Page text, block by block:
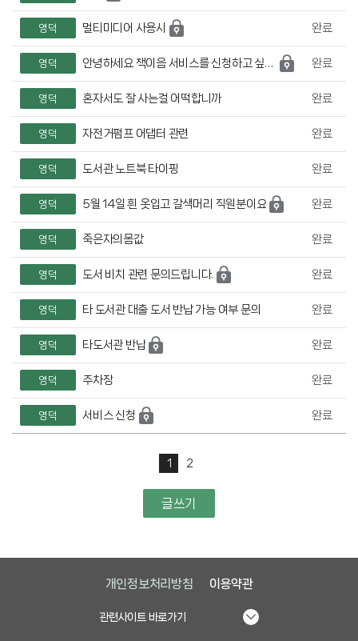
영덕 멀티미디어 사용시 완료
영덕 안녕하세요 책이음 서비스를 신청하고 싶습니다. 완료
영덕 혼자서도 잘 사는걸 어떡합니까 완료
영덕 자전거펌프 어댑터 관련 완료
영덕 도서관 노트북 타이핑 완료
영덕 5월 14일 흰 옷입고 갈색머리 직원분이요 완료
영덕 죽은자의몸값 완료
영덕 도서 비치 관련 문의드립니다. 완료
영덕 타 도서관 대출 도서 반납 가능 여부 문의 완료
영덕 타도서관 반납 완료
영덕 주차장 완료
영덕 서비스 신청 완료
1 2
글쓰기
개인정보처리방침 이용약관
관련사이트 바로가기